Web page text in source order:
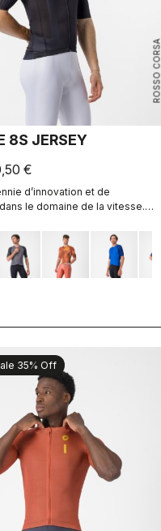
ROSSO CORSA
8S JERSEY
€
d’innovation et de
le domaine de la vitesse.
35% Off